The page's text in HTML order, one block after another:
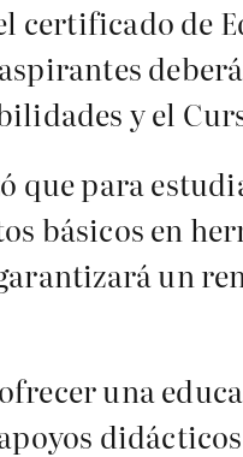
certificado de
y el
que para
básicos en
un
una